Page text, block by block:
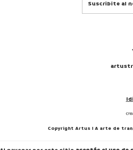
Copyright Artus I A arte de